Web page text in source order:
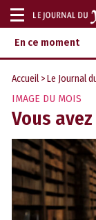
Aller
au
contenu
d‘information
indépendant
ou
la
Accueil >Le Journal
IMAGE DU MOIS
Vous